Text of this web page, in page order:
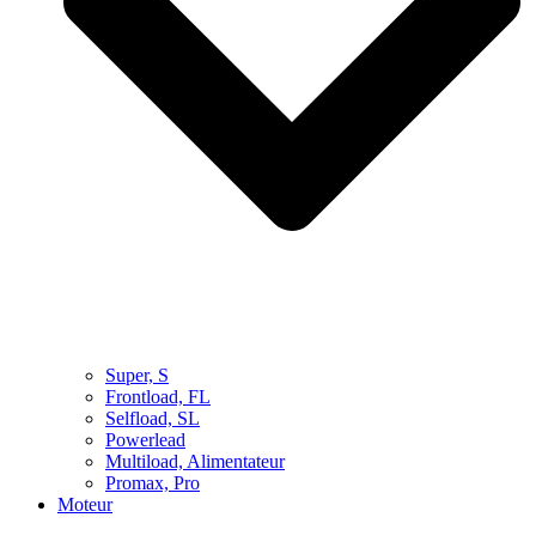
Super, S
Frontload, FL
Selfload, SL
Powerlead
Multiload, Alimentateur
Promax, Pro
Moteur